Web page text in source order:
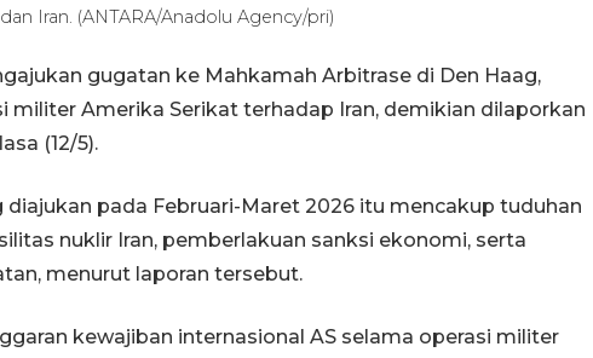
Iran. (ANTARA/Anadolu Agency/pri)
gugatan ke Mahkamah Arbitrase di Den Haag,
militer Amerika Serikat terhadap Iran, demikian dilaporkan
(12/5).
diajukan pada Februari-Maret 2026 itu mencakup tuduhan
nuklir Iran, pemberlakuan sanksi ekonomi, serta
menurut laporan tersebut.
kewajiban internasional AS selama operasi militer